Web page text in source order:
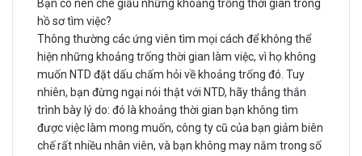
Bạn có nên che giấu những khoảng trống thời gian trong
hồ sơ tìm việc?
Thông thường các ứng viên tìm mọi cách để không thể
hiện những khoảng trống thời gian làm việc, vì họ không
muốn NTD đặt dấu chấm hỏi về khoảng trống đó. Tuy
nhiên, bạn đừng ngại nói thật với NTD, hãy thẳng thắn
trình bày lý do: đó là khoảng thời gian bạn không tìm
được việc làm mong muốn, công ty cũ của bạn giảm biên
chế rất nhiều nhân viên, và bạn không may nằm trong số